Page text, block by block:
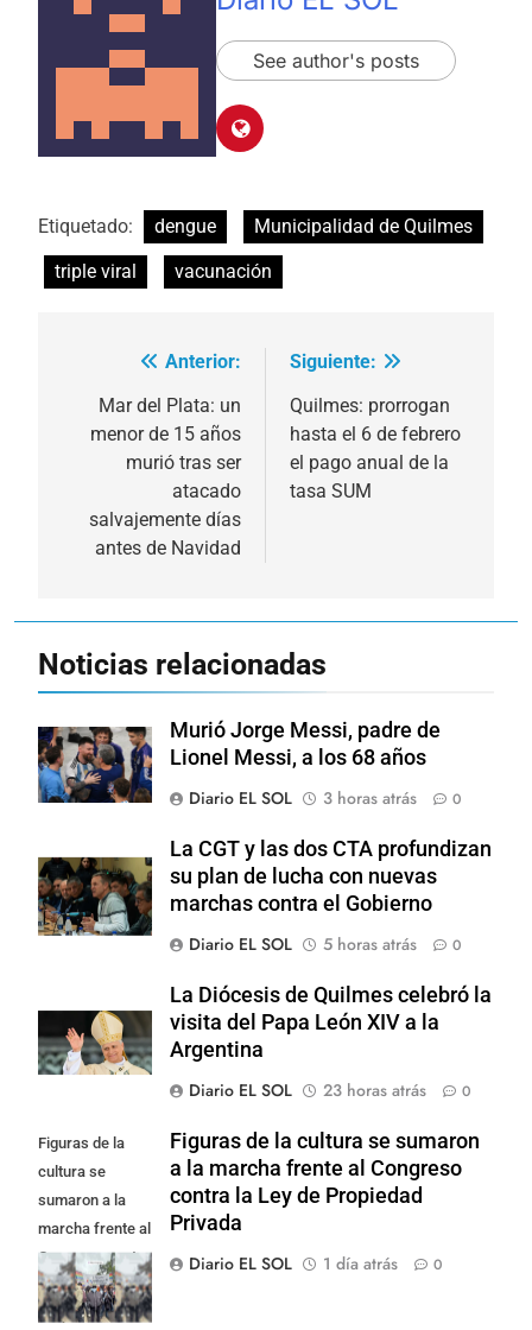
See author's posts
Etiquetado: dengue
Municipalidad de Quilmes
triple viral
vacunación
Navegación
entradas
Anterior:
Mar del Plata: un
menor de 15 años
murió tras ser
atacado
salvajemente días
antes de Navidad
Siguiente:
Quilmes: prorrogan
hasta el 6 de febrero
el pago anual de la
tasa SUM
Noticias relacionadas
Murió Jorge Messi, padre de
Lionel Messi, a los 68 años
Diario EL SOL
3 horas atrás 0
La CGT y las dos CTA profundizan
su plan de lucha con nuevas
marchas contra el Gobierno
Diario EL SOL
5 horas atrás 0
La Diócesis de Quilmes celebró la
visita del Papa León XIV a la
Argentina
Diario EL SOL
23 horas atrás 0
Figuras de la
cultura se
sumaron a la
marcha frente al
Congreso contra
la Ley de
Propiedad
Figuras de la cultura se sumaron
a la marcha frente al Congreso
contra la Ley de Propiedad
Privada
Diario EL SOL
1 día atrás 0